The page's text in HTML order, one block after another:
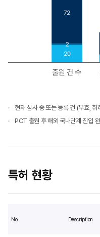
현재 심사 중 또는 등록 건 (무효, 취
PCT 출원 후 해외 국내단계 진입
특허 현황
No. Description